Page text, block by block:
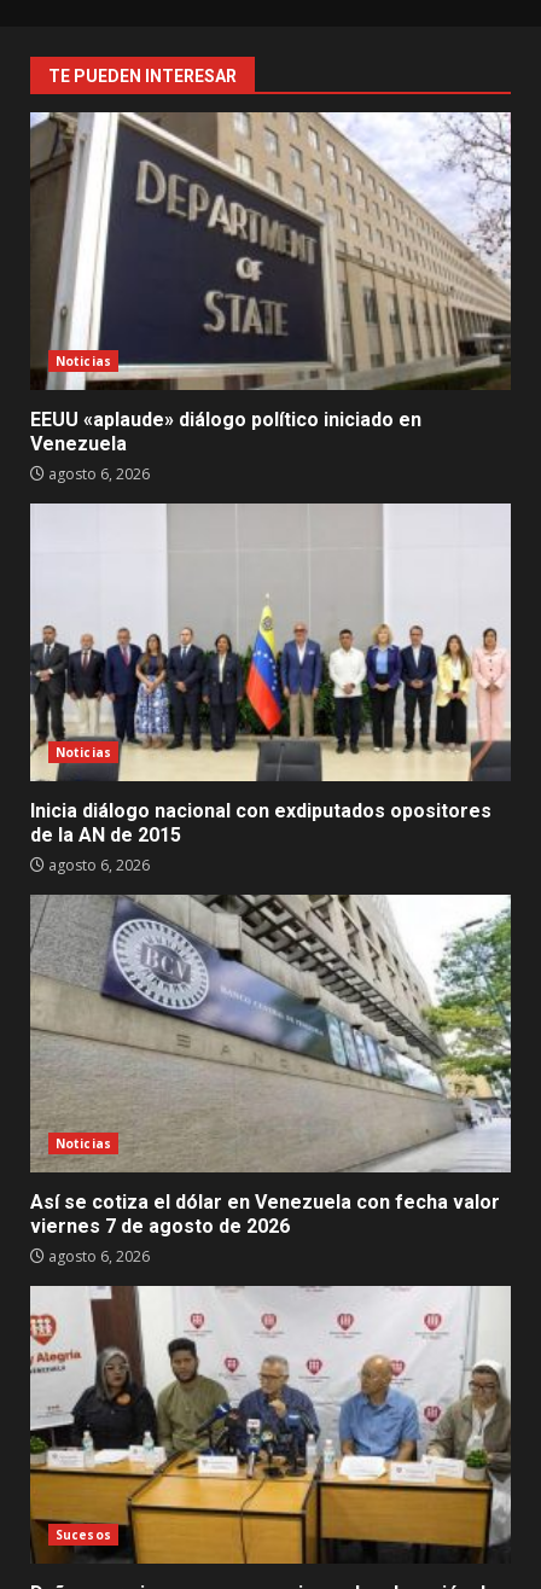
TE PUEDEN INTERESAR
Noticias
EEUU «aplaude» diálogo político iniciado en
Venezuela
agosto 6, 2026
Noticias
Inicia diálogo nacional con exdiputados opositores
de la AN de 2015
agosto 6, 2026
Noticias
Así se cotiza el dólar en Venezuela con fecha valor
viernes 7 de agosto de 2026
agosto 6, 2026
Sucesos